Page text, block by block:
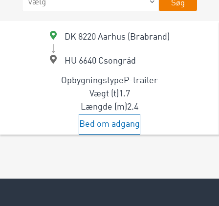
Søg
DK 8220 Aarhus (Brabrand)
HU 6640 Csongrád
Opbygningstype P-trailer
Vægt (t)1.7
Længde (m)2.4
Bed om adgang